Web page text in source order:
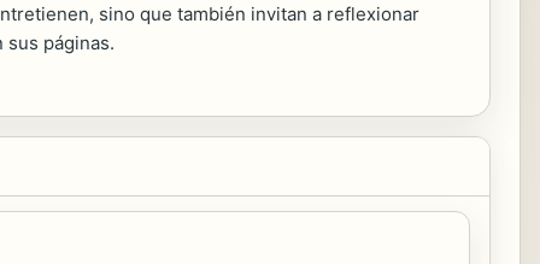
sino que también invitan a reflexionar
páginas.